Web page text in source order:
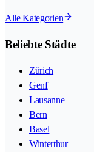
Alle Kategorien
Beliebte Städte
Zürich
Genf
Lausanne
Bern
Basel
Winterthur